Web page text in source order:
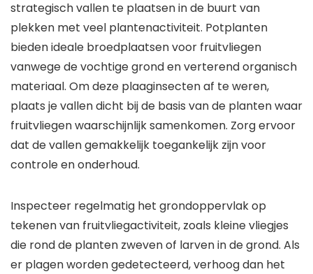
strategisch vallen te plaatsen in de buurt van
plekken met veel plantenactiviteit. Potplanten
bieden ideale broedplaatsen voor fruitvliegen
vanwege de vochtige grond en verterend organisch
materiaal. Om deze plaaginsecten af te weren,
plaats je vallen dicht bij de basis van de planten waar
fruitvliegen waarschijnlijk samenkomen. Zorg ervoor
dat de vallen gemakkelijk toegankelijk zijn voor
controle en onderhoud.
Inspecteer regelmatig het grondoppervlak op
tekenen van fruitvliegactiviteit, zoals kleine vliegjes
die rond de planten zweven of larven in de grond. Als
er plagen worden gedetecteerd, verhoog dan het